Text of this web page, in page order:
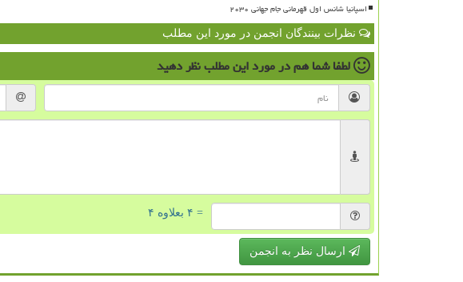
اسپانیا شانس اول قهرمانی جام جهانی ۲۰۳۰
نظرات بینندگان انجمن در مورد این مطلب
لطفا شما همدر مورد این مطلبنظر دهید
= ۴ بعلاوه ۴
ارسال نظر به انجمن